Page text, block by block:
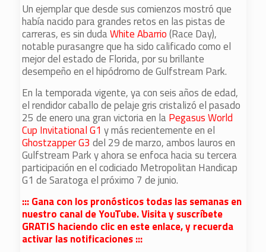
Un ejemplar que desde sus comienzos mostró que
había nacido para grandes retos en las pistas de
carreras, es sin dudaWhite Abarrio(Race Day),
notable purasangre que ha sido calificado como el
mejor del estado de Florida, por su brillante
desempeño en el hipódromo de Gulfstream Park.
En la temporada vigente, ya con seis años de edad,
el rendidor caballo de pelaje gris cristalizó el pasado
25 de enero una gran victoria en laPegasus World
Cup Invitational G1y más recientemente en el
Ghostzapper G3del 29 de marzo, ambos lauros en
Gulfstream Park y ahora se enfoca hacia su tercera
participación en el codiciado Metropolitan Handicap
G1 de Saratoga el próximo 7 de junio.
::: Gana con los pronósticos todas las semanas en
nuestro canal de YouTube. Visita y suscríbete
GRATIS haciendo clic en este enlace, y recuerda
activar las notificaciones :::